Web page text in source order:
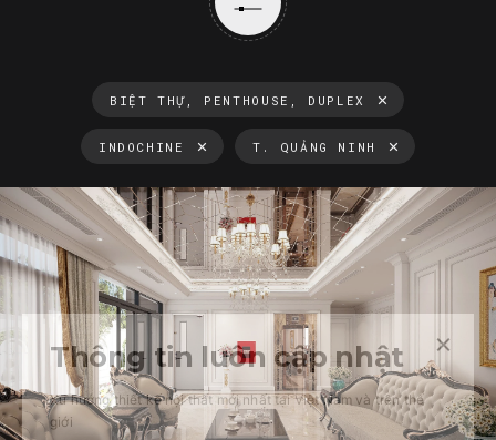
Thông tin luôn cập nhật
Xu hướng thiết kế nội thất mới nhất tại Việt Nam và trên thế
giới
BIỆT THỰ, PENTHOUSE, DUPLEX
INDOCHINE T. QUẢNG NINH